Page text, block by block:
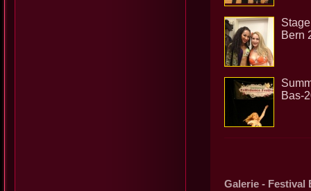
Bern
Bas-
Galerie - Festival